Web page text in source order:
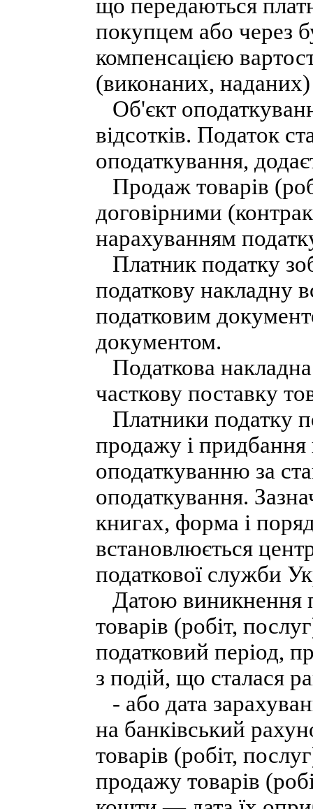
що передаються
покупцем або через
компенсацією
(виконаних,
Об'єкт
відсотків. Податок
оподаткування,
Продаж товарів
договірними
нарахуванням
Платник податку
податкову накладну
податковим
документом.
Податкова
часткову поставку
Платники податку
продажу і придбання
оподаткуванню за
оподаткування.
книгах, форма і
встановлюється
податкової служби
Датою виникнення
товарів (робіт,
податковий період,
з подій, що сталася
- або дата
на банківський
товарів (робіт,
продажу товарів